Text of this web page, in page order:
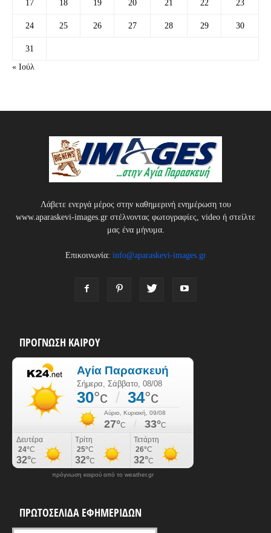
17 18 19 20 21 22 23
24 25 26 27 28 29 30
31
« Ιούλ
Λάβετε ενεργά μέρος στην καθημερινή ενημέρωση του
www.aparaskevi-images.gr στέλνοντας φωτογραφίες, video ή στείλτε
μας ένα μήνυμα.
Επικοινωνία: info@aparaskevi-images.gr
ΠΡΟΓΝΩΣΗ ΚΑΙΡΟΥ
πρόγνωση καιρού από το weather.gr
ΠΡΩΤΟΣΕΛΙΔΑ ΕΦΗΜΕΡΙΔΩΝ